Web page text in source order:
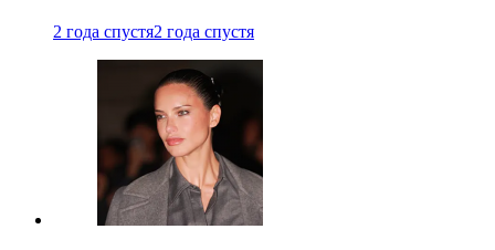
2 года спустя2 года спустя